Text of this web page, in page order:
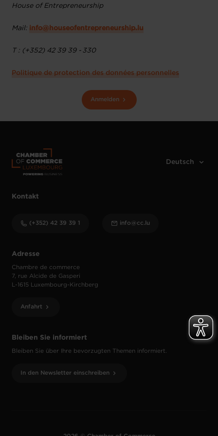
House of Entrepreneurship
Mail: info@houseofentrepreneurship.lu
T : (+352) 42 39 39 - 330
Politique de protection des données personnelles
Anmelden
Bleiben Sie informiert
Bleiben Sie über Ihre bevorzugten Themen informiert.
In den Newsletter einschreiben
Adresse
Chambre de commerce
7, rue Alcide de Gasperi
L-1615 Luxembourg-Kirchberg
Anfahrt
Kontakt
(+352) 42 39 39 1 info@cc.lu